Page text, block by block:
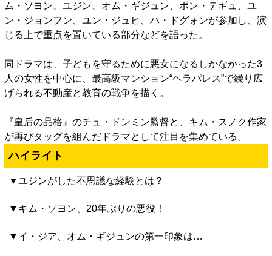
ム・ソヨン、ユジン、オム・ギジュン、ポン・テギュ、ユ
ン・ジョンフン、ユン・ジュヒ、ハ・ドグォンが参加し、演
じる上で重点を置いている部分などを語った。
同ドラマは、子どもを守るために悪女になるしかなかった3
人の女性を中心に、最高級マンション“ヘラパレス”で繰り広
げられる不動産と教育の戦争を描く。
『皇后の品格』のチュ・ドンミン監督と、キム・スノク作家
が再びタッグを組んだドラマとして注目を集めている。
ハイライト
▼ユジンがした不思議な経験とは？
▼キム・ソヨン、20年ぶりの悪役！
▼イ・ジア、オム・ギジュンの第一印象は…